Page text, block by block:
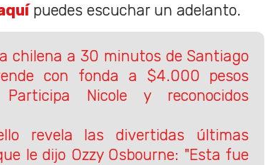
puedes escuchar un adelanto.
chilena a 30 minutos de Santiago
con fonda a $4.000 pesos
Participa Nicole y reconocidos
revela las divertidas últimas
le dijo Ozzy Osbourne: "Esta fue